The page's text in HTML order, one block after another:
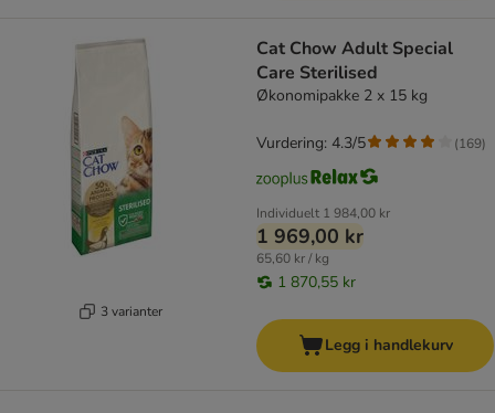
3 varianter
Cat Chow Adult Special
Care Sterilised
Økonomipakke 2 x 15 kg
Individuelt 1 984,00 kr
1 969,00 kr
65,60 kr / kg
1 870,55 kr
Vurdering: 4.3/5 (169)
Legg i handlekurv